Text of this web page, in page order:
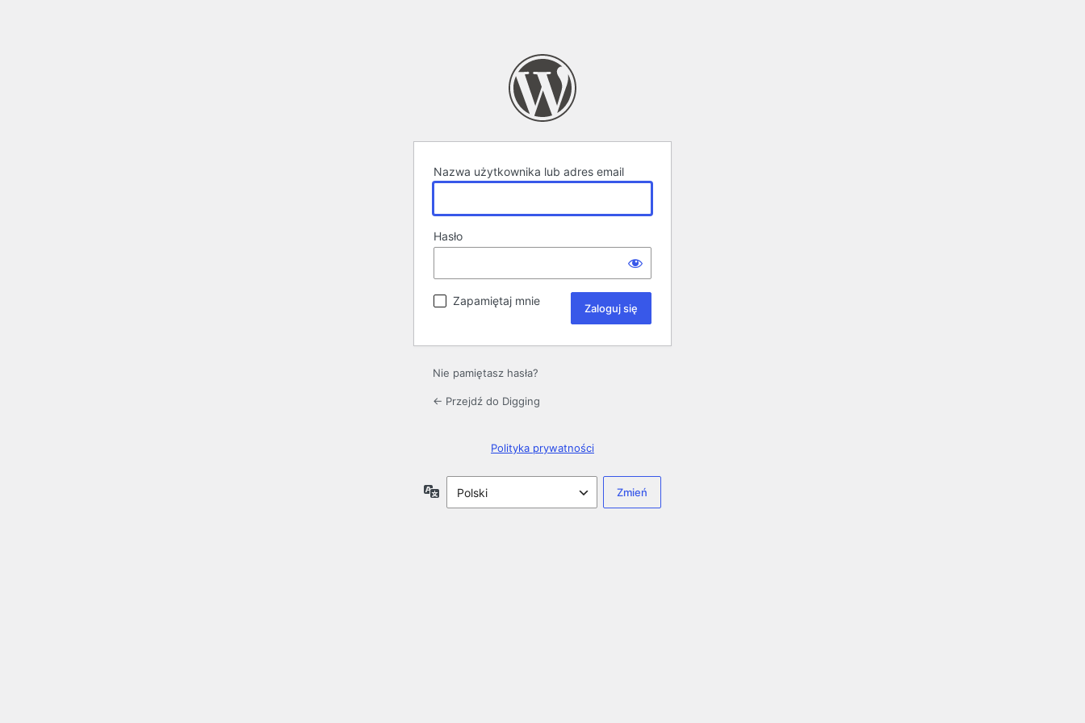
Nazwa użytkownika lub adres email
Hasło
Zapamiętaj mnie
Nie pamiętasz hasła?
← Przejdź do Digging
Polityka prywatności
Język